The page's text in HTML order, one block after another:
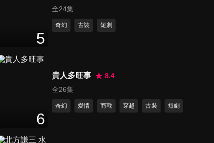
分鐘
46 分鐘
第16集
5
全24集
奇幻 古裝 短劇
6
貴人多旺事
8.4
全26集
奇幻 愛情 商戰 穿越 古裝 短劇